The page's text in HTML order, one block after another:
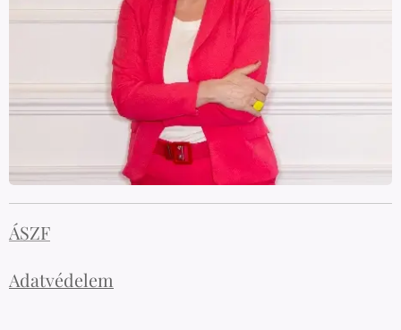
ÁSZF
Adatvédelem